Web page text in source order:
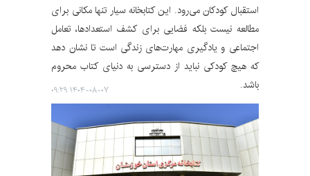
استقبال کودکان می‌رود. این کتابخانه سیار تنها مکانی برای
مطالعه نیست بلکه فضایی برای کشف استعدادها، تعامل
اجتماعی و یادگیری مهارت‌های زندگی است تا نشان دهد
که هیچ کودکی نباید از دسترسی به دنیای کتاب محروم
باشد.
۱۴۰۴-۰۸-۰۷ ۰۹:۲۹